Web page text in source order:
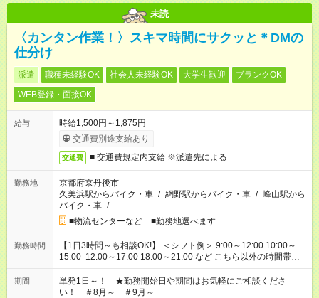
未読
〈カンタン作業！〉スキマ時間にサクッと＊DMの
仕分け
派遣 職種未経験OK 社会人未経験OK 大学生歓迎
ブランクOK
WEB登録・面接OK
給与
時給1,500円～1,875円
交通費別途支給あり
交通費 ■ 交通費規定内支給 ※派遣先による
勤務地
京都府京丹後市
久美浜駅からバイク・車 / 網野駅からバイク・車 / 峰山駅から
バイク・車 / …
■物流センターなど ■勤務地選べます
勤務時間
【1日3時間～も相談OK!】 ＜シフト例＞ 9:00～12:00 10:00～
15:00 12:00～17:00 18:00～21:00 など こちら以外の時間帯も
お気軽にご相談ください！
期間
単発1日～！ ★勤務開始日や期間はお気軽にご相談くださ
い！ ＃8月～ ＃9月～